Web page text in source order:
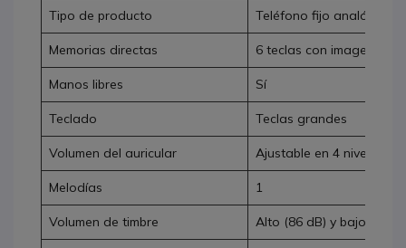
Tipo de producto Teléfono fijo analógico
Memorias directas 6 teclas con imagen
Manos libres Sí
Teclado Teclas grandes
Volumen del auricular Ajustable en 4 niveles
Melodías 1
Volumen de timbre Alto (86 dB) y bajo (65